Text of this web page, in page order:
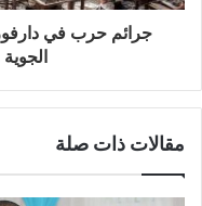
جرائم حرب في
مقالات ذات صلة